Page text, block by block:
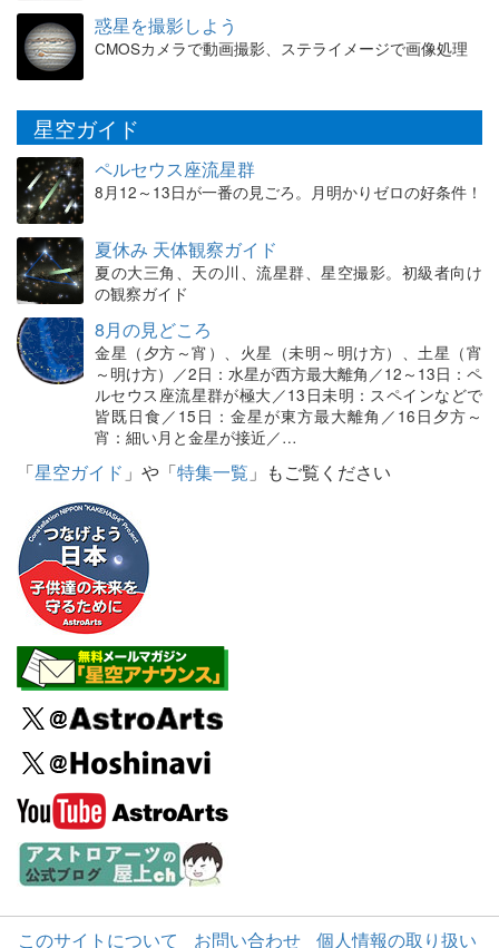
惑星を撮影しよう
CMOSカメラで動画撮影、ステライメージで画像処理
星空ガイド
ペルセウス座流星群
8月12～13日が一番の見ごろ。月明かりゼロの好条件！
夏休み 天体観察ガイド
夏の大三角、天の川、流星群、星空撮影。初級者向け
の観察ガイド
8月の見どころ
金星（夕方～宵）、火星（未明～明け方）、土星（宵
～明け方）／2日：水星が西方最大離角／12～13日：ペ
ルセウス座流星群が極大／13日未明：スペインなどで
皆既日食／15日：金星が東方最大離角／16日夕方～
宵：細い月と金星が接近／…
「星空ガイド 」や「特集一覧 」もご覧ください
このサイトについて お問い合わせ 個人情報の取り扱い